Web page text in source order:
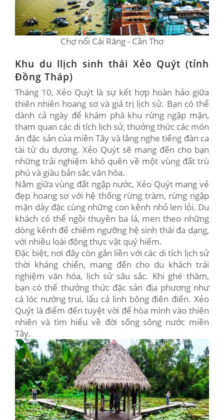
Chợ nổi Cái Răng - Cần Thơ
Khu du llịch sinh thái Xẻo Quýt (tỉnh
Đồng Tháp)
Tháng 10, Xẻo Quýt là sự kết hợp hoàn hảo giữa
thiên nhiên hoang sơ và giá trị lịch sử. Bạn có thể
dành cả ngày để khám phá khu rừng ngập mặn,
tham quan các di tích lịch sử, thưởng thức các món
ăn đặc sản của miền Tây và lắng nghe tiếng đàn ca
tài tử du dương. Xẻo Quýt sẽ mang đến cho bạn
những trải nghiệm khó quên về một vùng đất trù
phú và giàu bản sắc văn hóa.
Nằm giữa vùng đất ngập nước, Xẻo Quýt mang vẻ
đẹp hoang sơ với hệ thống rừng tràm, rừng ngập
mặn dày đặc cùng những con kênh nhỏ len lỏi. Du
khách có thể ngồi thuyền ba lá, men theo những
dòng kênh để chiêm ngưỡng hệ sinh thái đa dạng,
với nhiều loài động thực vật quý hiếm.
Đặc biệt, nơi đây còn gắn liền với các di tích lịch sử
thời kháng chiến, mang đến cho du khách trải
nghiệm văn hóa, lịch sử sâu sắc. Khi ghé thăm,
bạn có thể thưởng thức đặc sản địa phương như
cá lóc nướng trui, lẩu cá linh bông điên điển. Xẻo
Quýt là điểm đến tuyệt vời để hòa mình vào thiên
nhiên và tìm hiểu về đời sống sông nước miền
Tây.